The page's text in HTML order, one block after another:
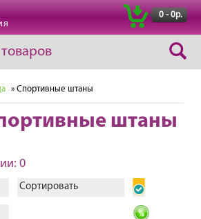
0 - 0р.
товаров
» Спортивные штаны
штаны
0
Сортировать